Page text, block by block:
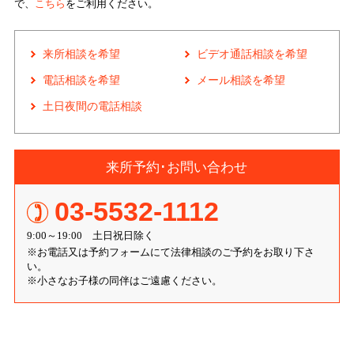
で、
こちら をご利用ください。
来所相談を希望 ビデオ通話相談を希望
電話相談を希望 メール相談を希望
土日夜間の電話相談
来所予約･お問い合わせ
03-5532-1112
9:00～19:00 土日祝日除く
※お電話又は予約フォームにて法律相談のご予約をお取り下さ
い。
※小さなお子様の同伴はご遠慮ください。